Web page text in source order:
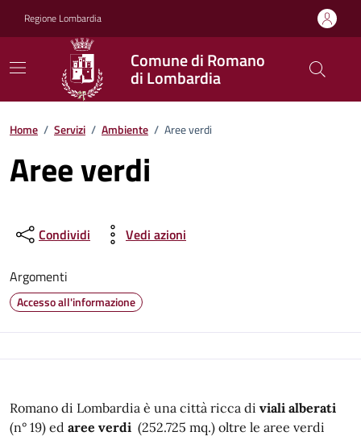
Regione Lombardia
Comune di Romano
di Lombardia
Home / Servizi / Ambiente / Aree verdi
Aree verdi
Condividi Vedi azioni
Argomenti
Accesso all'informazione
Romano di Lombardia è una città ricca di viali alberati
(n° 19) ed aree verdi (252.725 mq.) oltre le aree verdi